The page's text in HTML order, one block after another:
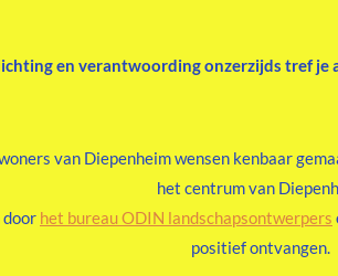
en verantwoording onzerzijds tref je
van Diepenheim wensen kenbaar
het centrum van
door het bureau ODIN landschapsontwerpers
positief ontvangen.